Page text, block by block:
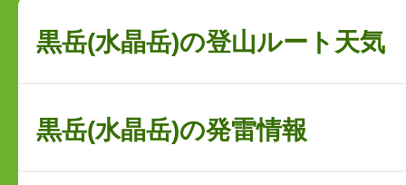
黒岳(水晶岳)の登山ルート天気
黒岳(水晶岳)の発雷情報